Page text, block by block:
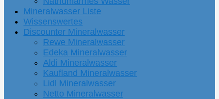
Mineralwasser Liste
Wissenswertes
Discounter Mineralwasser
Rewe Mineralwasser
Edeka Mineralwasser
Aldi Mineralwasser
Kaufland Mineralwasser
Lidl Mineralwasser
Netto Mineralwasser